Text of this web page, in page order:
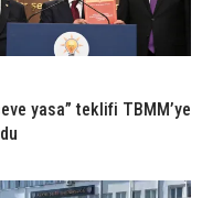
yasa” teklifi TBMM’ye